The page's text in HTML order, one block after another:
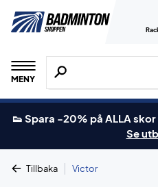
MENY
Sök efter produkter,
👟 Spara -20% på ALLA skor
Se
Tillbaka | Victor